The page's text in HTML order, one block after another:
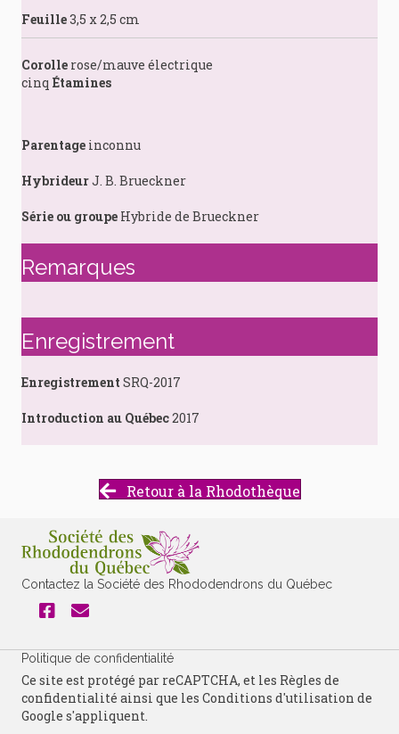
Feuille3,5 x 2,5 cm
Corolle rose/mauve électrique
cinq Étamines
Parentage inconnu
HybrideurJ. B. Brueckner
Série ou groupe Hybride de Brueckner
Remarques
Enregistrement
Enregistrement SRQ-2017
Introduction au Québec2017
Retour à la Rhodothèque
Contactez la Société des Rhododendrons du Québec
Politique de confidentialité
Ce site est protégé par reCAPTCHA, et les Règles de
confidentialité ainsi que les Conditions d'utilisation de
Google s'appliquent.